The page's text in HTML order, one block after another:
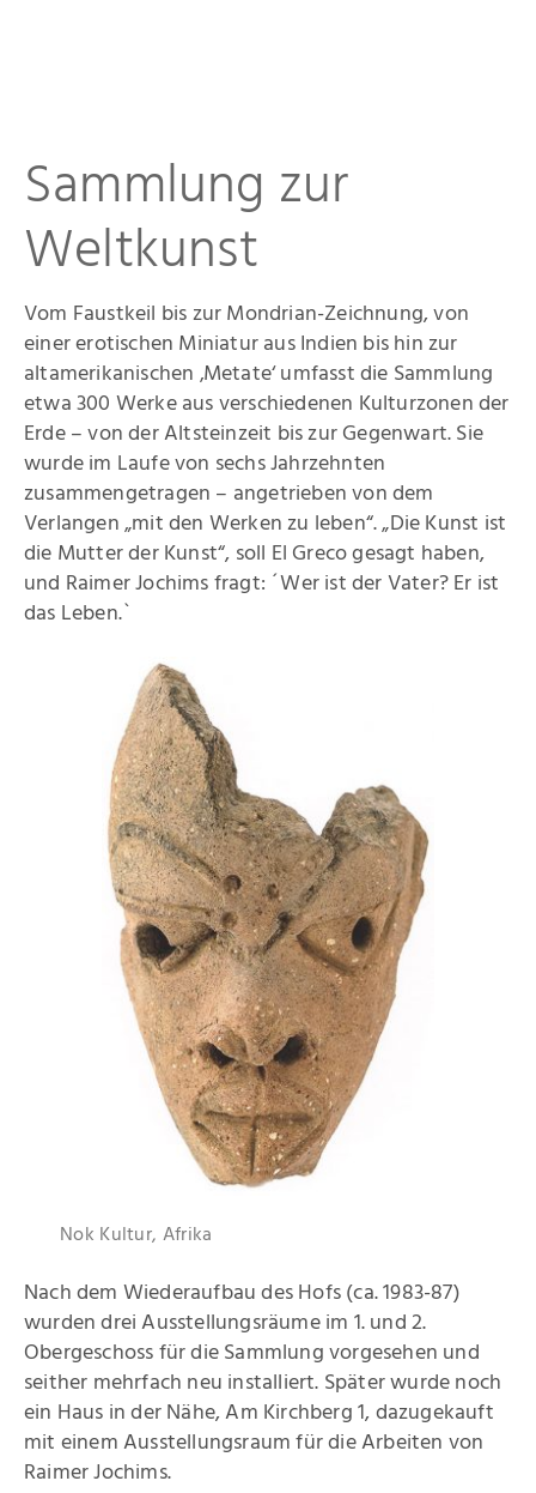
Startseite
Aktuelles
Eliashof
Sammlung zur Weltkunst
Neuzugänge
Sammlungsobjekte
Kataloge
Raimer Jochims
Papierarbeiten
Zeichnungen
Malbücher
Steine
Sammlung zur
Weltkunst
Vom Faustkeil bis zur Mondrian-Zeichnung, von
einer erotischen Miniatur aus Indien bis hin zur
altamerikanischen ‚Metate‘ umfasst die Sammlung
etwa 300 Werke aus verschiedenen Kulturzonen der
Erde – von der Altsteinzeit bis zur Gegenwart. Sie
wurde im Laufe von sechs Jahrzehnten
zusammengetragen – angetrieben von dem
Verlangen „mit den Werken zu leben“. „Die Kunst ist
die Mutter der Kunst“, soll El Greco gesagt haben,
und Raimer Jochims fragt: ´Wer ist der Vater? Er ist
das Leben.`
Nok Kultur, Afrika
Nach dem Wiederaufbau des Hofs (ca. 1983-87)
wurden drei Ausstellungsräume im 1. und 2.
Obergeschoss für die Sammlung vorgesehen und
seither mehrfach neu installiert. Später wurde noch
ein Haus in der Nähe, Am Kirchberg 1, dazugekauft
mit einem Ausstellungsraum für die Arbeiten von
Raimer Jochims.